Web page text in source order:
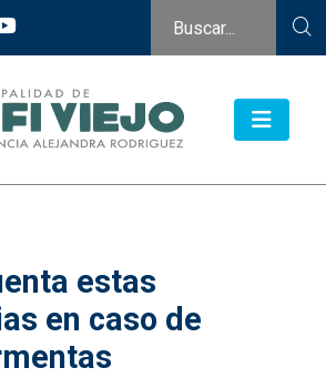
estas
en caso de